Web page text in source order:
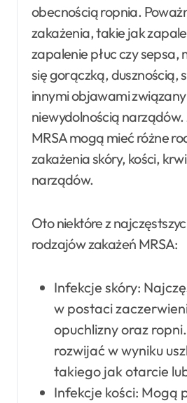
obecnością ropnia.
zakażenia, takie jak
zapalenie płuc czy
się gorączką, dusznością,
innymi objawami
niewydolnością
MRSA mogą mieć różne
zakażenia skóry, kości,
narządów.
Oto niektóre z
rodzajów zakażeń MRSA:
Infekcje skóry:
w postaci
opuchlizny oraz
rozwijać w wyniku
takiego jak otarcie
Infekcje kości: Mogą